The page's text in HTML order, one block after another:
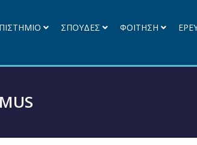
ΣΠΟΥΔΕΣ ΦΟΙΤΗΣΗ